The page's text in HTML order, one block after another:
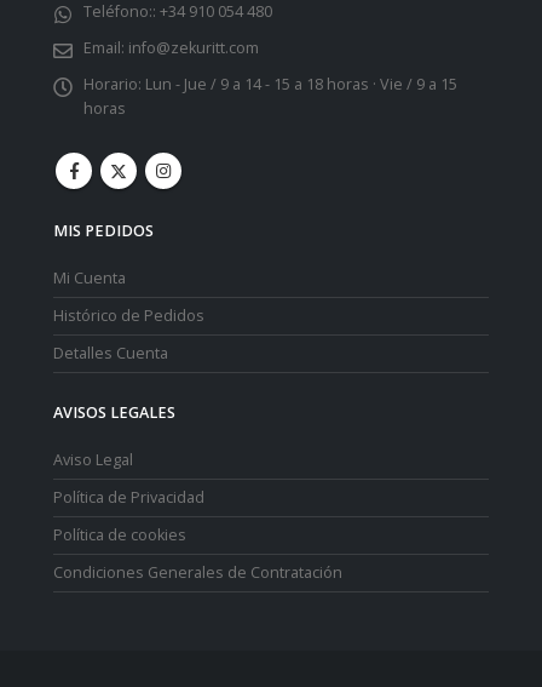
Teléfono:: +34 910 054 480
Email: info@zekuritt.com
Horario: Lun - Jue / 9 a 14 - 15 a 18 horas · Vie / 9 a 15
horas
MIS PEDIDOS
Mi Cuenta
Histórico de Pedidos
Detalles Cuenta
AVISOS LEGALES
Aviso Legal
Política de Privacidad
Política de cookies
Condiciones Generales de Contratación